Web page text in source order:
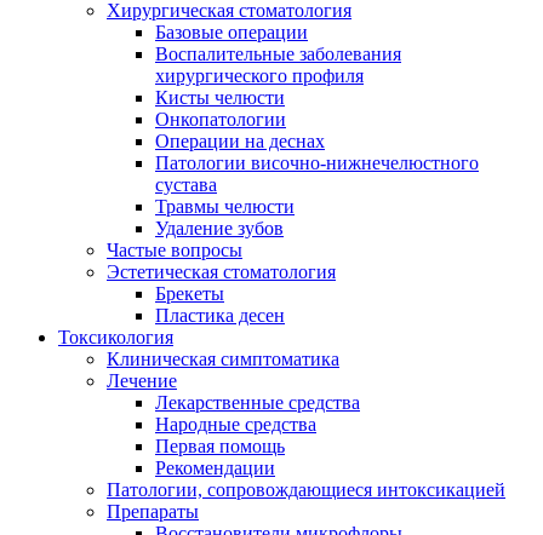
Хирургическая стоматология
Базовые операции
Воспалительные заболевания
хирургического профиля
Кисты челюсти
Онкопатологии
Операции на деснах
Патологии височно-нижнечелюстного
сустава
Травмы челюсти
Удаление зубов
Частые вопросы
Эстетическая стоматология
Брекеты
Пластика десен
Токсикология
Клиническая симптоматика
Лечение
Лекарственные средства
Народные средства
Первая помощь
Рекомендации
Патологии, сопровождающиеся интоксикацией
Препараты